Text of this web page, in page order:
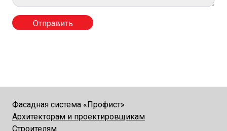
Фасадная система «Профист»
Архитекторам и проектировщикам
Строителям